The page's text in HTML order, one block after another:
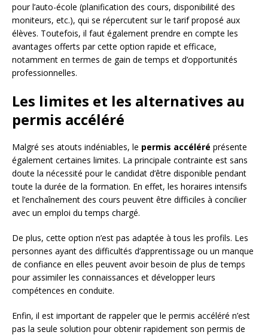
pour l’auto-école (planification des cours, disponibilité des
moniteurs, etc.), qui se répercutent sur le tarif proposé aux
élèves. Toutefois, il faut également prendre en compte les
avantages offerts par cette option rapide et efficace,
notamment en termes de gain de temps et d’opportunités
professionnelles.
Les limites et les alternatives au
permis accéléré
Malgré ses atouts indéniables, le permis accéléré présente
également certaines limites. La principale contrainte est sans
doute la nécessité pour le candidat d’être disponible pendant
toute la durée de la formation. En effet, les horaires intensifs
et l’enchaînement des cours peuvent être difficiles à concilier
avec un emploi du temps chargé.
De plus, cette option n’est pas adaptée à tous les profils. Les
personnes ayant des difficultés d’apprentissage ou un manque
de confiance en elles peuvent avoir besoin de plus de temps
pour assimiler les connaissances et développer leurs
compétences en conduite.
Enfin, il est important de rappeler que le permis accéléré n’est
pas la seule solution pour obtenir rapidement son permis de